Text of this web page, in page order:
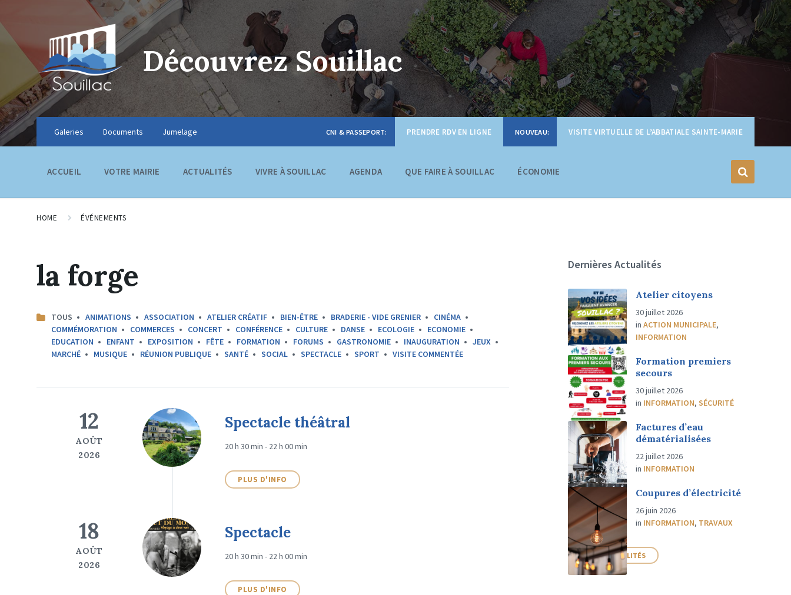
Découvrez Souillac
Galeries Documents Jumelage VISITE VIRTUELLE DE L’ABBATIALE SAINTE-MARIE
PRENDRE RDV EN LIGNE
ACCUEIL VOTRE MAIRIE ACTUALITÉS VIVRE À SOUILLAC AGENDA QUE FAIRE À SOUILLAC ÉCONOMIE
HOME ÉVÉNEMENTS
la forge
CATEGORIES:
TOUS ANIMATIONS ASSOCIATION ATELIER CRÉATIF BIEN-ÊTRE BRADERIE - VIDE GRENIER
CINÉMA
COMMÉMORATION
COMMERCES CONCERT CONFÉRENCE CULTURE DANSE ECOLOGIE
ECONOMIE
EDUCATION
ENFANT EXPOSITION FÊTE FORMATION FORUMS GASTRONOMIE INAUGURATION
JEUX
MARCHÉ
MUSIQUE RÉUNION PUBLIQUE SANTÉ SOCIAL SPECTACLE SPORT VISITE COMMENTÉE
12
AOÛT
2026
Spectacle théâtral
20 h 30 min - 22 h 00 min
PLUS D'INFO
18
AOÛT
2026
Spectacle
20 h 30 min - 22 h 00 min
PLUS D'INFO
Dernières Actualités
Atelier citoyens
30 juillet 2026
inACTION MUNICIPALE,
INFORMATION
Formation premiers
secours
30 juillet 2026
in INFORMATION,SÉCURITÉ
Factures d’eau
dématérialisées
22 juillet 2026
in INFORMATION
Coupures d’électricité
26 juin 2026
in INFORMATION, TRAVAUX
PLUS D'ACTUALITÉS